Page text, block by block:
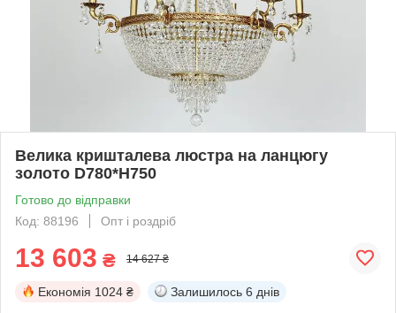
Велика кришталева люстра на ланцюгу
золото D780*H750
Готово до відправки
Код: 88196
Опт і роздріб
13 603 ₴ 14 627 ₴
Економія 1024 ₴ Залишилось 6 днів